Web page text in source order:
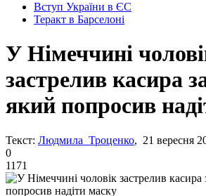
Вступ України в ЄС
Теракт в Барселоні
У Німеччині
застрелив касира
який попросив
Текст: Людмила Троценко, 21 вересня
0
1171